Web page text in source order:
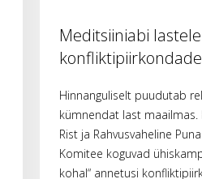
Meditsiiniabi lastele
Hinnanguliselt puudutab
kümnendat last maailmas.
Rist ja Rahvusvaheline
Komitee koguvad
kohal“ annetusi